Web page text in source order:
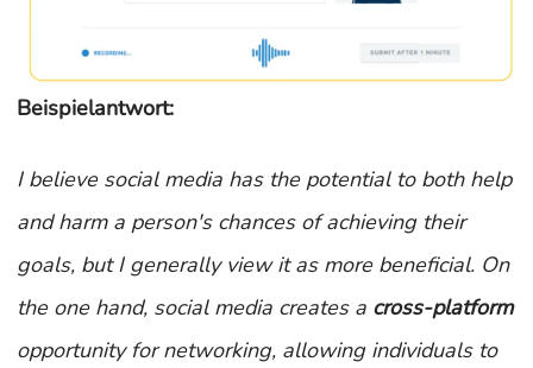
Beispielantwort:
I believe social media has the potential to both help
and harm a person's chances of achieving their
goals, but I generally view it as more beneficial. On
the one hand, social media creates a cross-platform
opportunity for networking, allowing individuals to